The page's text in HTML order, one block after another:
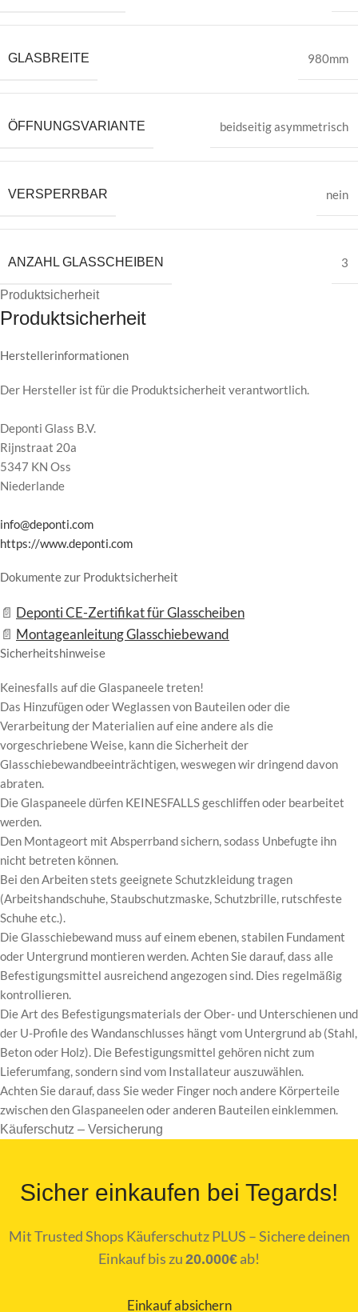
GLASBREITE 980mm
ÖFFNUNGSVARIANTE beidseitig asymmetrisch
VERSPERRBAR nein
ANZAHL GLASSCHEIBEN 3
Produktsicherheit
Produktsicherheit
Herstellerinformationen
Der Hersteller ist für die Produktsicherheit verantwortlich.
Deponti Glass B.V.
Rijnstraat 20a
5347 KN Oss
Niederlande
info@deponti.com
https://www.deponti.com
Dokumente zur Produktsicherheit
Deponti CE-Zertifikat für Glasscheiben
Montageanleitung Glasschiebewand
Sicherheitshinweise
Keinesfalls auf die Glaspaneele treten!
Das Hinzufügen oder Weglassen von Bauteilen oder die
Verarbeitung der Materialien auf eine andere als die
vorgeschriebene Weise, kann die Sicherheit der
Glasschiebewandbeeinträchtigen, weswegen wir dringend davon
abraten.
Die Glaspaneele dürfen KEINESFALLS geschliffen oder bearbeitet
werden.
Den Montageort mit Absperrband sichern, sodass Unbefugte ihn
nicht betreten können.
Bei den Arbeiten stets geeignete Schutzkleidung tragen
(Arbeitshandschuhe, Staubschutzmaske, Schutzbrille, rutschfeste
Schuhe etc.).
Die Glasschiebewand muss auf einem ebenen, stabilen Fundament
oder Untergrund montieren werden. Achten Sie darauf, dass alle
Befestigungsmittel ausreichend angezogen sind. Dies regelmäßig
kontrollieren.
Die Art des Befestigungsmaterials der Ober- und Unterschienen und
der U-Profile des Wandanschlusses hängt vom Untergrund ab (Stahl,
Beton oder Holz). Die Befestigungsmittel gehören nicht zum
Lieferumfang, sondern sind vom Installateur auszuwählen.
Achten Sie darauf, dass Sie weder Finger noch andere Körperteile
zwischen den Glaspaneelen oder anderen Bauteilen einklemmen.
Käuferschutz – Versicherung
Sicher einkaufen bei Tegards!
Mit Trusted Shops Käuferschutz PLUS – Sichere deinen
Einkauf bis zu 20.000€ ab!
Einkauf absichern